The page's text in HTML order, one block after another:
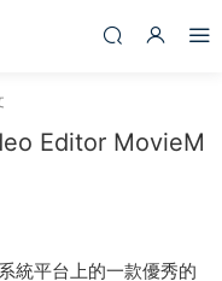
Editor MovieM
統平台上的一款優秀的